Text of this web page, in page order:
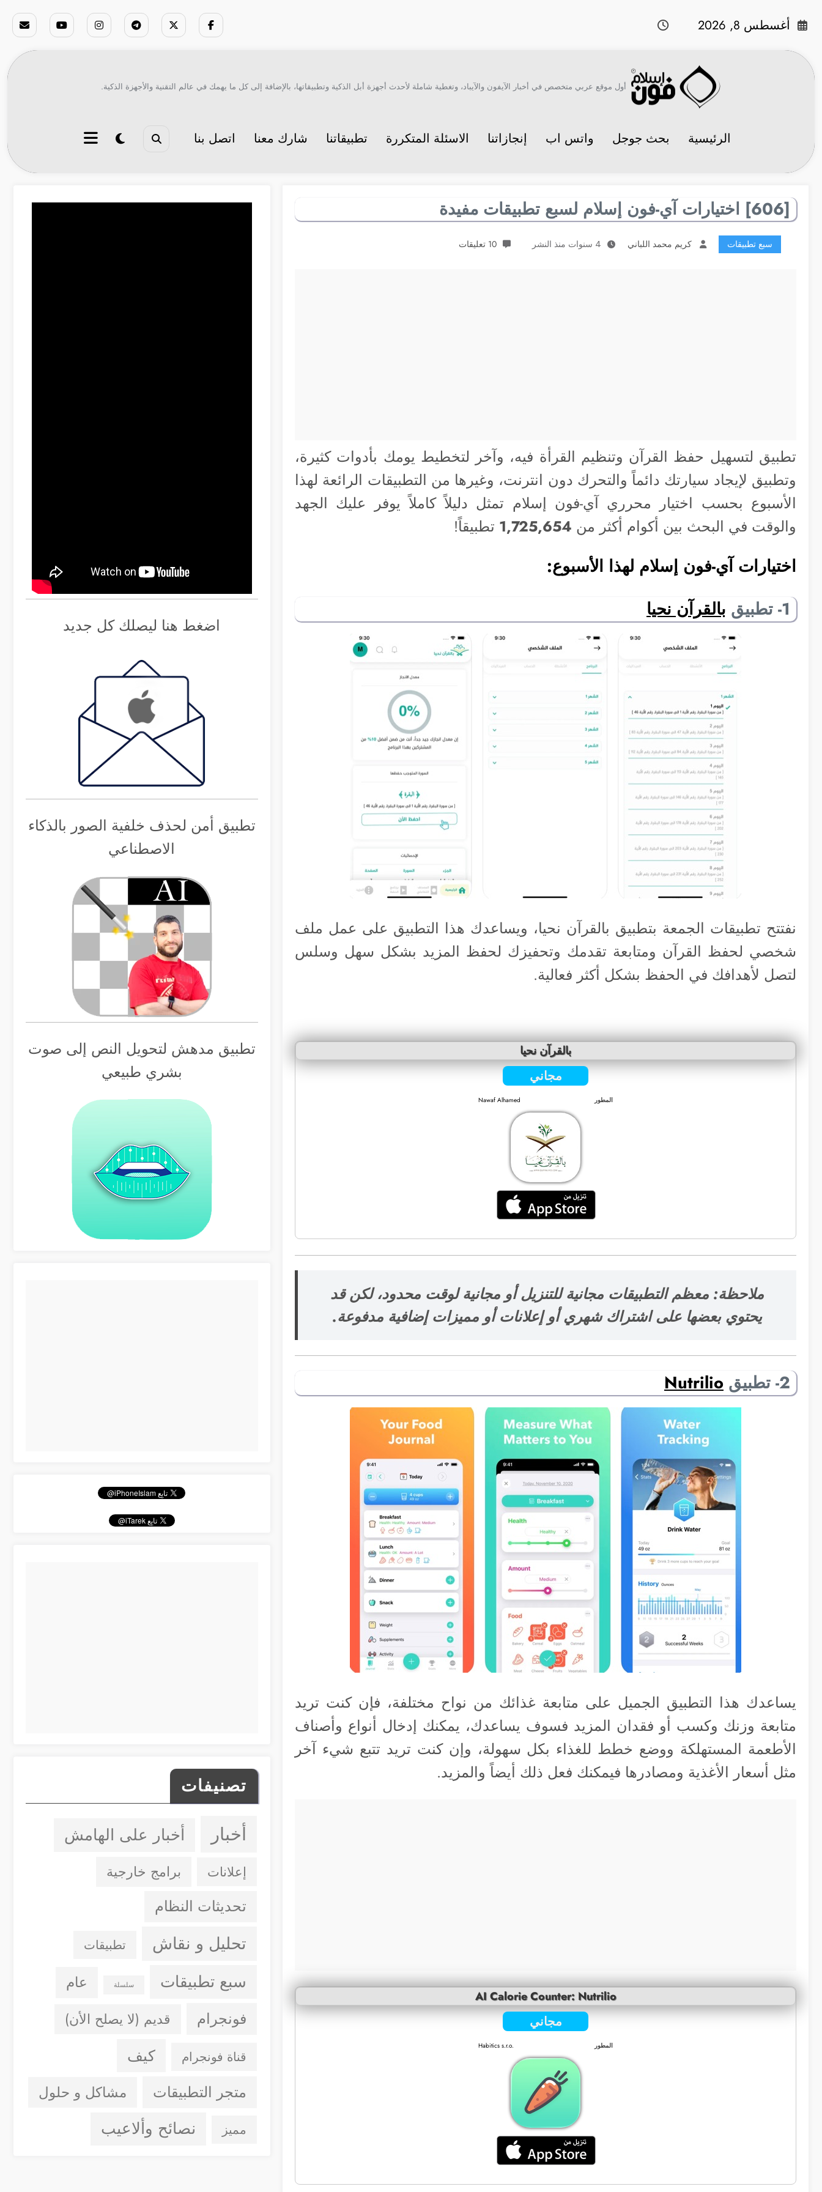
أغسطس 8, 2026
أول موقع عربي متخصص في أخبار الآيفون والآيباد، وتغطية شاملة لأحدث أجهزة أبل الذكية وتطبيقاتها، بالإضافة إلى كل ما يهمك في عالم التقنية والأجهزة الذكية.
الرئيسية بحث جوجل واتس اب إنجازاتنا الاسئلة المتكررة تطبيقاتنا شارك معنا اتصل بنا
[606] اختيارات آي-فون إسلام لسبع تطبيقات مفيدة
سبع تطبيقات كريم محمد اللباني 4 سنوات منذ النشر 10 تعليقات
تطبيق لتسهيل حفظ القرآن وتنظيم القرأة فيه، وآخر لتخطيط يومك بأدوات كثيرة،
وتطبيق لإيجاد سيارتك دائماً والتحرك دون انترنت، وغيرها من التطبيقات الرائعة لهذا
الأسبوع بحسب اختيار محرري آي-فون إسلام تمثل دليلاً كاملاً يوفر عليك الجهد
والوقت في البحث بين أكوام أكثر من
تطبيقاً!
اختيارات آي-فون إسلام لهذا الأسبوع:
1- تطبيق
بالقرآن نحيا
نفتتح تطبيقات الجمعة بتطبيق بالقرآن نحيا، ويساعدك هذا التطبيق على عمل ملف
شخصي لحفظ القرآن ومتابعة تقدمك وتحفيزك لحفظ المزيد بشكل سهل وسلس
لتصل لأهدافك في الحفظ بشكل أكثر فعالية.
بالقرآن نحيا
مجاني
المطور Nawaf Alhamed
ملاحظة: معظم التطبيقات مجانية للتنزيل أو مجانية لوقت محدود، لكن قد
يحتوي بعضها على اشتراك شهري أو إعلانات أو مميزات إضافية مدفوعة.
2- تطبيق Nutrilio
يساعدك هذا التطبيق الجميل على متابعة غذائك من نواح مختلفة، فإن كنت تريد
متابعة وزنك وكسب أو فقدان المزيد فسوف يساعدك، يمكنك إدخال أنواع وأصناف
الأطعمة المستهلكة ووضع خطط للغذاء بكل سهولة، وإن كنت تريد تتبع شيء آخر
مثل أسعار الأغذية ومصادرها فيمكنك فعل ذلك أيضاً والمزيد.
AI Calorie Counter: Nutrilio
مجاني
المطور Habitics s.r.o.
اضغط هنا ليصلك كل جديد
تطبيق أمن لحذف خلفية الصور بالذكاء
الاصطناعي
تطبيق مدهش لتحويل النص إلى صوت
بشري طبيعي
تصنيفات
أخبار أخبار على الهامش
إعلانات برامج خارجية
تحديثات النظام
تحليل و نقاش تطبيقات
سبع تطبيقات سلسلة عام
فونجرام قديم (لا يصلح الأن)
قناة فونجرام كيف
متجر التطبيقات مشاكل و حلول
مميز نصائح وألاعيب